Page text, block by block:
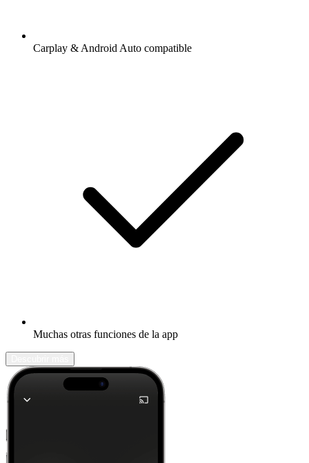
Carplay & Android Auto compatible
Muchas otras funciones de la app